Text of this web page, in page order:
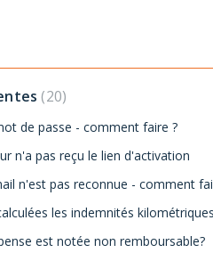
20
de passe - comment faire ?
n'a pas reçu le lien d'activation
n'est pas reconnue - comment
est notée non remboursable?